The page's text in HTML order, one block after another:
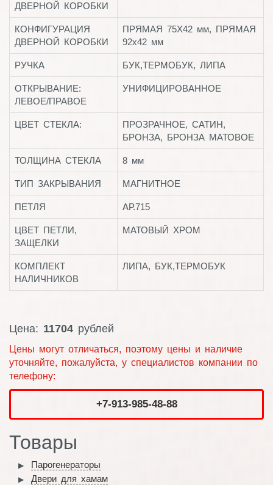
ДВЕРНОЙ КОРОБКИ
КОНФИГУРАЦИЯ
ДВЕРНОЙ КОРОБКИ
ПРЯМАЯ 75Х42 мм, ПРЯМАЯ
92х42 мм
РУЧКА БУК,ТЕРМОБУК, ЛИПА
ОТКРЫВАНИЕ:
ЛЕВОЕ/ПРАВОЕ
УНИФИЦИРОВАННОЕ
ЦВЕТ СТЕКЛА:
ПРОЗРАЧНОЕ, САТИН,
БРОНЗА, БРОНЗА МАТОВОЕ
ТОЛЩИНА СТЕКЛА 8 мм
ТИП ЗАКРЫВАНИЯ МАГНИТНОЕ
ПЕТЛЯ АР.715
ЦВЕТ ПЕТЛИ,
ЗАЩЕЛКИ
МАТОВЫЙ ХРОМ
КОМПЛЕКТ
НАЛИЧНИКОВ
ЛИПА, БУК,ТЕРМОБУК
Цена: 11704 рублей
Цены могут отличаться, поэтому цены и наличие
уточняйте, пожалуйста, у специалистов компании по
телефону:
+7-913-985-48-88
Товары
Парогенераторы
Двери для хамам